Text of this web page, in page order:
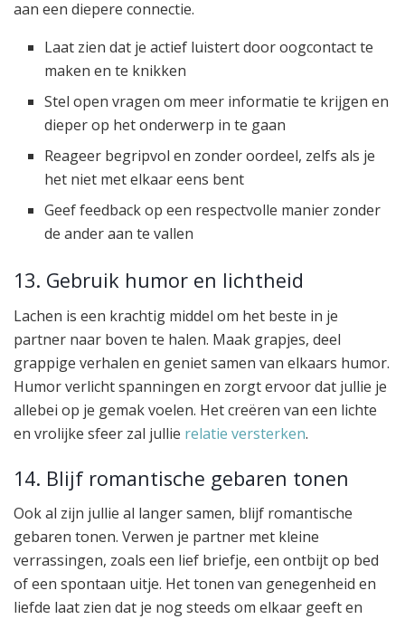
aan een diepere connectie.
Laat zien dat je actief luistert door oogcontact te
maken en te knikken
Stel open vragen om meer informatie te krijgen en
dieper op het onderwerp in te gaan
Reageer begripvol en zonder oordeel, zelfs als je
het niet met elkaar eens bent
Geef feedback op een respectvolle manier zonder
de ander aan te vallen
13. Gebruik humor en lichtheid
Lachen is een krachtig middel om het beste in je
partner naar boven te halen. Maak grapjes, deel
grappige verhalen en geniet samen van elkaars humor.
Humor verlicht spanningen en zorgt ervoor dat jullie je
allebei op je gemak voelen. Het creëren van een lichte
en vrolijke sfeer zal jullie relatie versterken.
14. Blijf romantische gebaren tonen
Ook al zijn jullie al langer samen, blijf romantische
gebaren tonen. Verwen je partner met kleine
verrassingen, zoals een lief briefje, een ontbijt op bed
of een spontaan uitje. Het tonen van genegenheid en
liefde laat zien dat je nog steeds om elkaar geeft en